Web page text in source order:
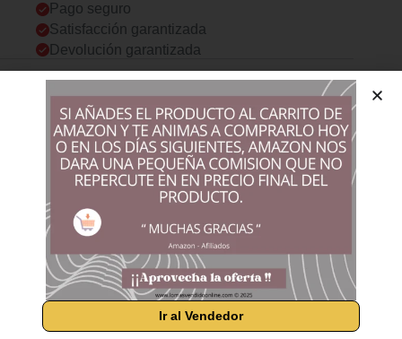
Pago seguro
Satisfacción garantizada
Devolución garantizada
Descripción
Comprar los productos más vendidos en tiendas online
Skechers Delson- Camben
El zapato SKECHERS Delson – Camben es el epítome del
estilo deportivo y la comodidad ligera. Zapatillas deportivas
cómodas e informales de estilo Oxford con una parte superior
de malla de punto ligero y material sintético, costuras
decorativas y acentos superpuestos. Plantilla Air Cooled
Memory Foam, entresuela flexible con gran comodidad. Fecha
de primera disponibilidad ‏ : ‎ 27 de octubre de 2025 Fabricante ‏
: ‎ Skechers ASIN ‏ : ‎ B0FXX9MBCY Número de modelo del
producto ‏ : ‎ 65474 Departamento ‏ : ‎ Hombre Clasificación en
los más vendidos: 11,793 en Moda (Ver el Top 100 en Moda)
470 en Zapatillas deportivas de moda para hombre Reseñas
Ir al Vendedor